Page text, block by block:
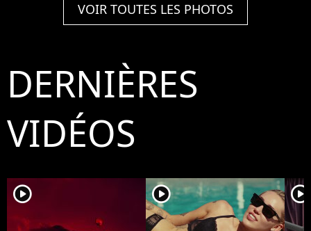
VOIR TOUTES LES PHOTOS
DERNIÈRES
VIDÉOS
player2 player2 player2